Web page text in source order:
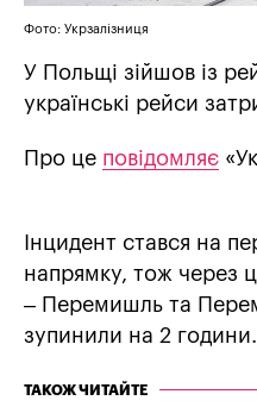
Фото: Укрзалізниця
У Польщі зійшов із
українські рейси
Про це повідомляє
Інцидент стався на
напрямку, тож через
– Перемишль та
зупинили на 2 години.
ТАКОЖ ЧИТАЙТЕ